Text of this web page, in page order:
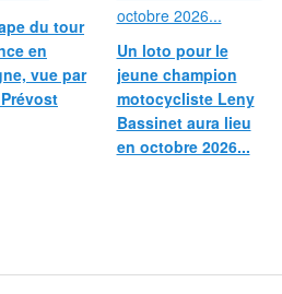
du tour
en
vue par
Un loto pour le
jeune champion
motocycliste Leny
Bassinet aura lieu
en octobre 2026...